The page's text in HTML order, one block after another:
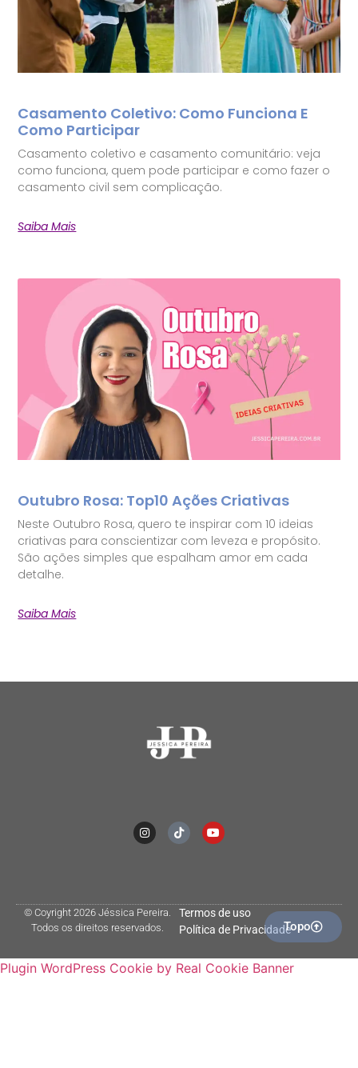
Casamento Coletivo: Como Funciona E
Como Participar
Casamento coletivo e casamento comunitário: veja
como funciona, quem pode participar e como fazer o
casamento civil sem complicação.
Saiba Mais
Outubro Rosa: Top10 Ações Criativas
Neste Outubro Rosa, quero te inspirar com 10 ideias
criativas para conscientizar com leveza e propósito.
São ações simples que espalham amor em cada
detalhe.
Saiba Mais
© Coyright 2026 Jéssica Pereira.
Todos os direitos reservados.
Termos de uso
Política de PrivacidadeTopo
Plugin WordPress Cookie by Real Cookie Banner